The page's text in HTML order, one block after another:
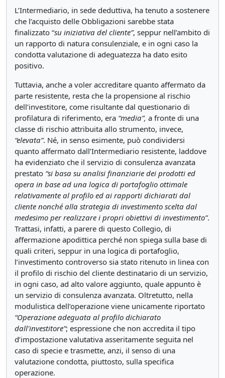
L’Intermediario, in sede deduttiva, ha tenuto a sostenere
che l’acquisto delle Obbligazioni sarebbe stata
finalizzato “su iniziativa del cliente”, seppur nell’ambito di
un rapporto di natura consulenziale, e in ogni caso la
condotta valutazione di adeguatezza ha dato esito
positivo.
Tuttavia, anche a voler accreditare quanto affermato da
parte resistente, resta che la propensione al rischio
dell’investitore, come risultante dal questionario di
profilatura di riferimento, era “media”, a fronte di una
classe di rischio attribuita allo strumento, invece,
“elevata”. Né, in senso esimente, può condividersi
quanto affermato dall’Intermediario resistente, laddove
ha evidenziato che il servizio di consulenza avanzata
prestato “si basa su analisi finanziarie dei prodotti ed
opera in base ad una logica di portafoglio ottimale
relativamente al profilo ed ai rapporti dichiarati dal
cliente nonché alla strategia di investimento scelta dal
medesimo per realizzare i propri obiettivi di investimento”.
Trattasi, infatti, a parere di questo Collegio, di
affermazione apodittica perché non spiega sulla base di
quali criteri, seppur in una logica di portafoglio,
l’investimento controverso sia stato ritenuto in linea con
il profilo di rischio del cliente destinatario di un servizio,
in ogni caso, ad alto valore aggiunto, quale appunto è
un servizio di consulenza avanzata. Oltretutto, nella
modulistica dell’operazione viene unicamente riportato
“Operazione adeguata al profilo dichiarato
dall'investitore”; espressione che non accredita il tipo
d’impostazione valutativa asseritamente seguita nel
caso di specie e trasmette, anzi, il senso di una
valutazione condotta, piuttosto, sulla specifica
operazione.